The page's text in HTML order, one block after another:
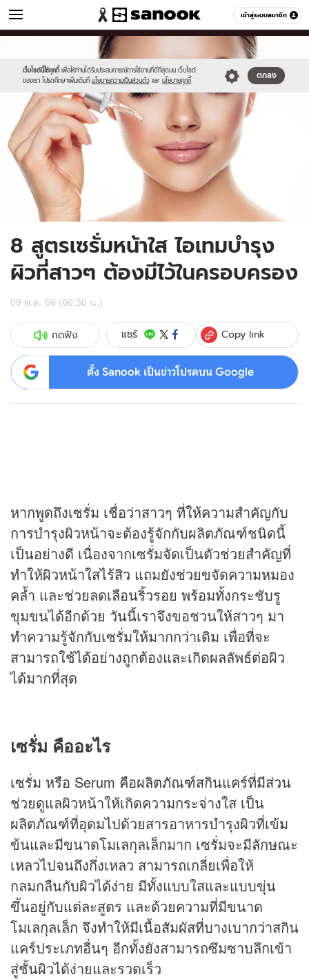
เข้าสู่ระบบสมาชิก
ผู้หญิง หมวดอื่นๆ
เว็บไซต์นี้ใช้คุกกี้ เพื่อให้ท่านได้รับประสบการณ์การใช้งานที่ดีที่สุดบน เว็บไซต์
ของเรา โปรดศึกษาเพิ่มเติมที่ นโยบายความเป็นส่วนตัว และ นโยบายคุกกี้
ตกลง
//s.isanook.com/sr/0/images/logo-
sanook.png
//s.isanook.com/wo/0/ud/35/177477/s.jpg
8 สูตรเซรั่มหน้าใส ไอเทมบำรุง
ผิวที่สาวๆ ต้องมีไว้ในครอบครอง
09 พ.ค. 66 (06:30 น.)
กดฟัง แชร์ Copy link
ตั้ง Sanook เป็นข่าวโปรดบน Google
หากพูดถึงเซรั่ม เชื่อว่าสาวๆ ที่ให้ความสำคัญกับ
การบำรุงผิวหน้าจะต้องรู้จักกับผลิตภัณฑ์ชนิดนี้
เป็นอย่างดี เนื่องจากเซรั่มจัดเป็นตัวช่วยสำคัญที่
ทำให้ผิวหน้าใสไร้สิว แถมยังช่วยขจัดความหมอง
คล้ำ และช่วยลดเลือนริ้วรอย พร้อมทั้งกระชับรู
ขุมขนได้อีกด้วย วันนี้เราจึงขอชวนให้สาวๆ มา
ทำความรู้จักกับเซรั่มให้มากกว่าเดิม เพื่อที่จะ
สามารถใช้ได้อย่างถูกต้องและเกิดผลลัพธ์ต่อผิว
ได้มากที่สุด
เซรั่ม คืออะไร
เซรั่ม หรือ Serum คือผลิตภัณฑ์สกินแคร์ที่มีส่วน
ช่วยดูแลผิวหน้าให้เกิดความกระจ่างใส เป็น
ผลิตภัณฑ์ที่อุดมไปด้วยสารอาหารบำรุงผิวที่เข้ม
ข้นและมีขนาดโมเลกุลเล็กมาก เซรั่มจะมีลักษณะ
เหลวไปจนถึงกึ่งเหลว สามารถเกลี่ยเพื่อให้
กลมกลืนกับผิวได้ง่าย มีทั้งแบบใสและแบบขุ่น
ขึ้นอยู่กับแต่ละสูตร และด้วยความที่มีขนาด
โมเลกุลเล็ก จึงทำให้มีเนื้อสัมผัสที่บางเบากว่าสกิน
แคร์ประเภทอื่นๆ อีกทั้งยังสามารถซึมซาบลึกเข้า
สู่ชั้นผิวได้ง่ายและรวดเร็ว